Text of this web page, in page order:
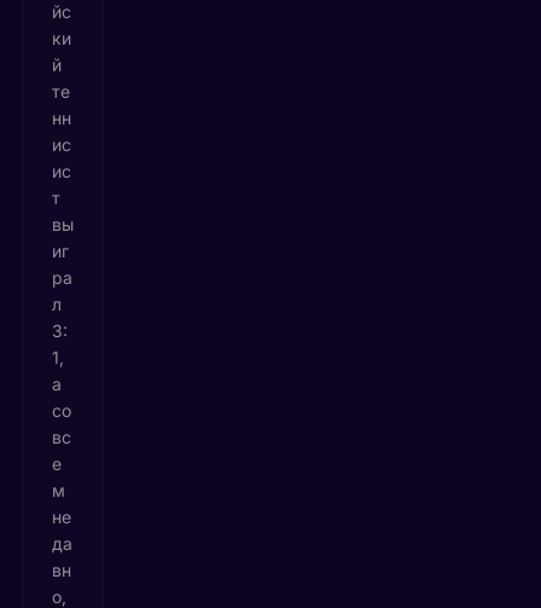
йс
ки
й
те
нн
ис
ис
т
вы
иг
ра
л
3:
1,
а
со
вс
е
м
не
да
вн
о,